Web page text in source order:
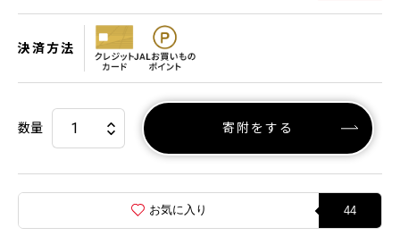
決済方法
数量 寄附をする
お気に入り 44